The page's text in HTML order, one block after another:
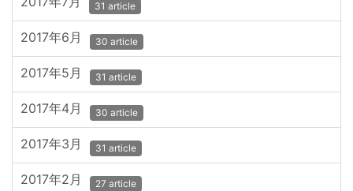
31 article
2017年6月 30 article
2017年5月 31 article
2017年4月 30 article
2017年3月 31 article
2017年2月 27 article